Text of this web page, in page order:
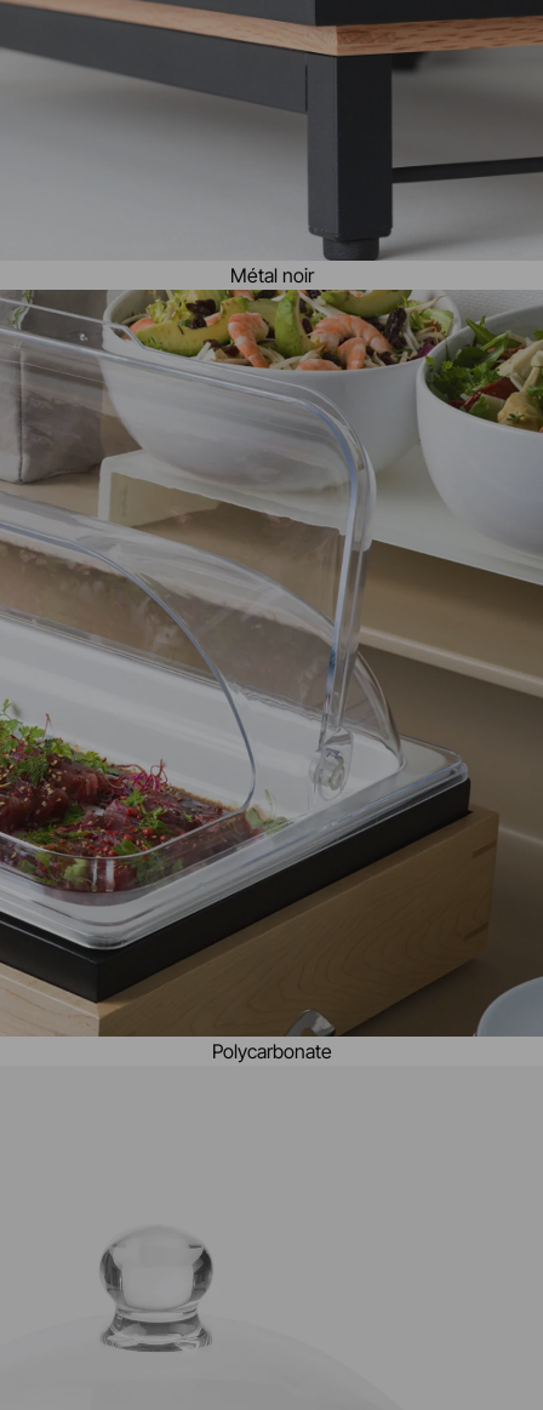
Métal noir
Polycarbonate